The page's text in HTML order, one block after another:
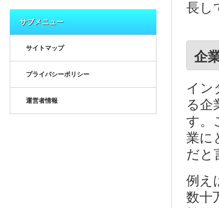
長し
企
イン
る企
す。
業に
だと
例え
数十
サブメニュー
サイトマップ
プライバシーポリシー
運営者情報